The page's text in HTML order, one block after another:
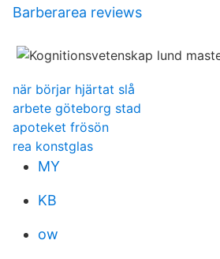
Barberarea reviews
när börjar hjärtat slå
arbete göteborg stad
apoteket frösön
rea konstglas
MY
KB
ow